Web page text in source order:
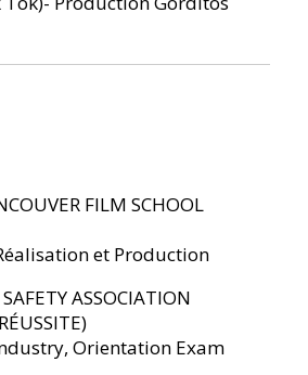
FILM SCHOOL
et Production
ASSOCIATION
Orientation Exam